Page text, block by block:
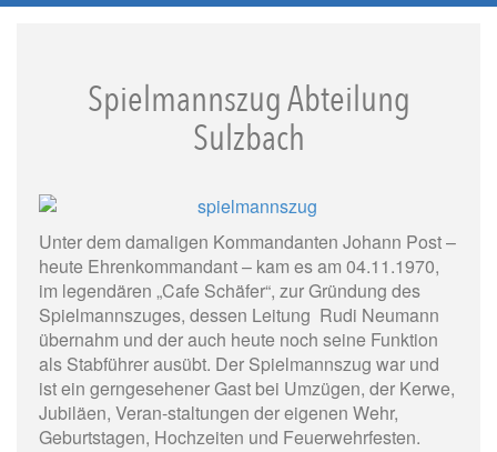
Spielmannszug Abteilung
Sulzbach
Unter dem damaligen Kommandanten Johann Post –
heute Ehrenkommandant – kam es am 04.11.1970,
im legendären „Cafe Schäfer“, zur Gründung des
Spielmannszuges, dessen Leitung Rudi Neumann
übernahm und der auch heute noch seine Funktion
als Stabführer ausübt. Der Spielmannszug war und
ist ein gerngesehener Gast bei Umzügen, der Kerwe,
Jubiläen, Veran-staltungen der eigenen Wehr,
Geburtstagen, Hochzeiten und Feuerwehrfesten.